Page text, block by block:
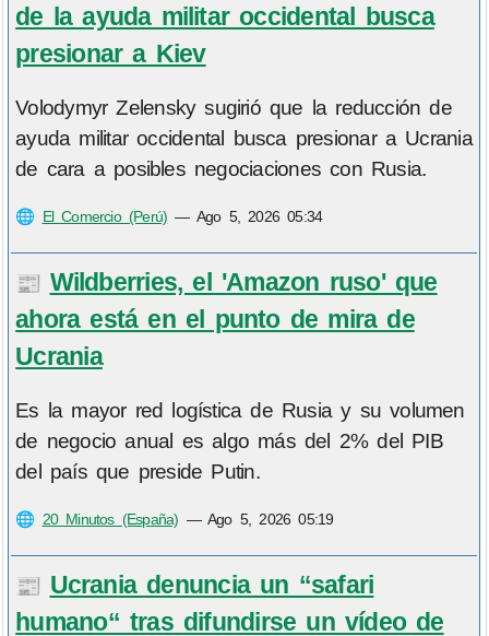
de la ayuda militar occidental busca
presionar a Kiev
Volodymyr Zelensky sugirió que la reducción de
ayuda militar occidental busca presionar a Ucrania
de cara a posibles negociaciones con Rusia.
🌐 El Comercio (Perú) — Ago 5, 2026 05:34
📰 Wildberries, el 'Amazon ruso' que
ahora está en el punto de mira de
Ucrania
Es la mayor red logística de Rusia y su volumen
de negocio anual es algo más del 2% del PIB
del país que preside Putin.
🌐 20 Minutos (España) —Ago 5, 2026 05:19
📰 Ucrania denuncia un “safari
humano“ tras difundirse un vídeo de